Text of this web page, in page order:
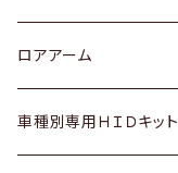
ダイハツ
マツダ
日産
ダイハツ
スズキ
日産
ホンダ
スズキ
トヨタ
ホンダ
ロアアーム
ホンダ
車種別専用ＨＩＤキット